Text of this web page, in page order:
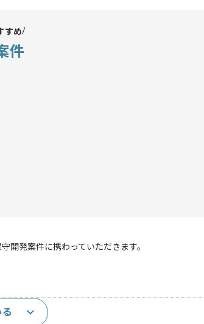
すめ
件
開発案件に携わっていただきます。